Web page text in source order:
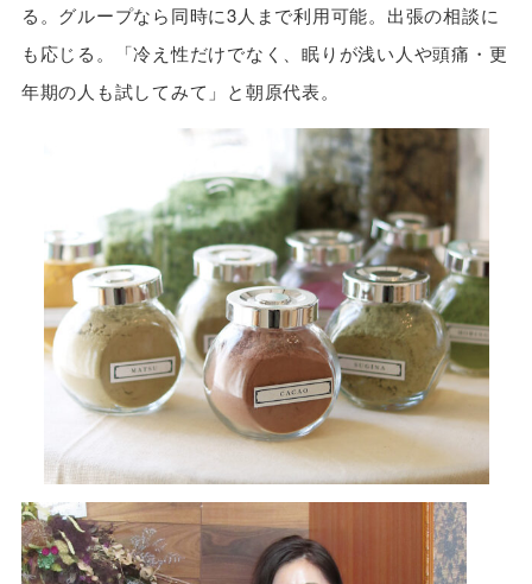
る。グループなら同時に3人まで利用可能。出張の相談に
も応じる。「冷え性だけでなく、眠りが浅い人や頭痛・更
年期の人も試してみて」と朝原代表。